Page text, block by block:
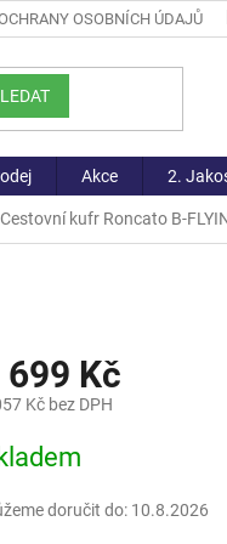
OSOBNÍCH ÚDAJŮ
Akce 2.
Cestovní kufr Roncato B-
699 Kč
Kč bez DPH
doručit do: 10.8.2026